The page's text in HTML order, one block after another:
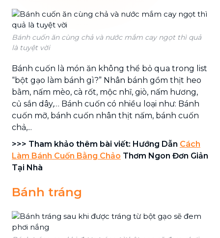
Bánh cuốn ăn cùng chả và nước mắm cay ngọt thì quả
là tuyệt vời
Bánh cuốn là món ăn không thể bỏ qua trong list
“bột gạo làm bánh gì?” Nhân bánh gồm thịt heo
bằm, nấm mèo, cà rốt, mộc nhĩ, giò, nấm hương,
củ sắn dây,… Bánh cuốn có nhiều loại như: Bánh
cuốn mỡ, bánh cuốn nhân thịt nấm, bánh cuốn
chả,...
>>> Tham khảo thêm bài viết: Hướng Dẫn Cách
Làm Bánh Cuốn Bằng Chảo Thơm Ngon Đơn Giản
Tại Nhà
Bánh tráng